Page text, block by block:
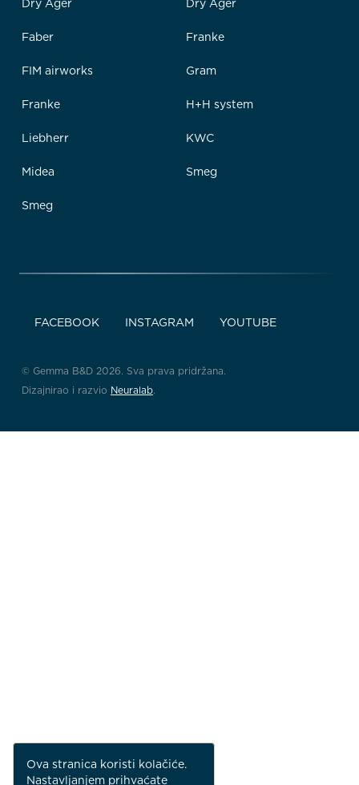
Dry Ager
Faber
FIM airworks
Franke
Liebherr
Midea
Smeg
Dry Ager
Franke
Gram
H+H system
KWC
Smeg
FACEBOOK INSTAGRAM YOUTUBE
© Gemma B&D 2026. Sva prava pridržana.
Dizajnirao i razvio Neuralab.
Ova stranica koristi kolačiće.
Nastavljanjem prihvaćate